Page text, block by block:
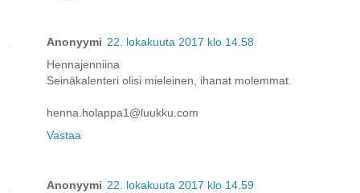
Anonyymi 22. lokakuuta 2017 klo 14.58
Hennajenniina
Seinäkalenteri olisi mieleinen, ihanat molemmat.
henna.holappa1@luukku.com
Vastaa
Anonyymi 22. lokakuuta 2017 klo 14.59